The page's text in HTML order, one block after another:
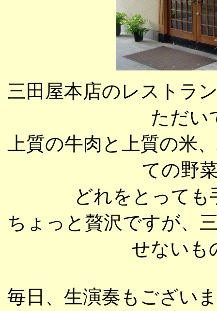
三田屋本店のレストラ
ただい
上質の牛肉と上質の米
ての野
どれをとって
ちょっと贅沢ですが、
せないも
毎日、生演奏もござい